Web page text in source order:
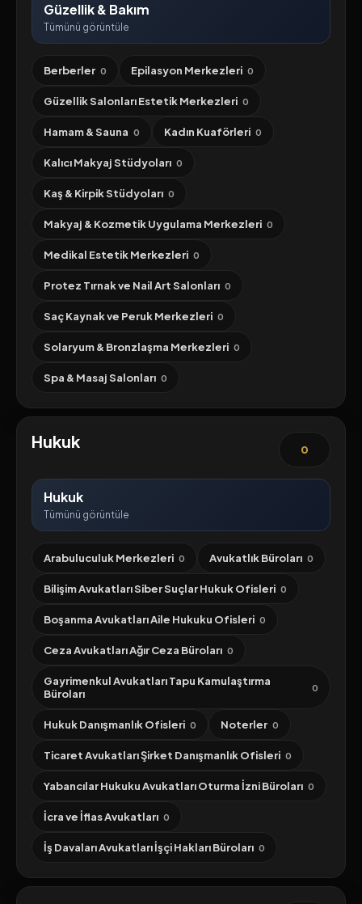
Güzellik & Bakım
Tümünü görüntüle
Berberler 0 Epilasyon Merkezleri 0
Güzellik Salonları Estetik Merkezleri 0
Hamam & Sauna 0 Kadın Kuaförleri 0
Kalıcı Makyaj Stüdyoları 0
Kaş & Kirpik Stüdyoları 0
Makyaj & Kozmetik Uygulama Merkezleri 0
Medikal Estetik Merkezleri 0
Protez Tırnak ve Nail Art Salonları 0
Saç Kaynak ve Peruk Merkezleri 0
Solaryum & Bronzlaşma Merkezleri 0
Spa & Masaj Salonları 0
Hukuk 0
Hukuk
Tümünü görüntüle
Arabuluculuk Merkezleri 0 Avukatlık Büroları 0
Bilişim Avukatları Siber Suçlar Hukuk Ofisleri 0
Boşanma Avukatları Aile Hukuku Ofisleri 0
Ceza Avukatları Ağır Ceza Büroları 0
Gayrimenkul Avukatları Tapu Kamulaştırma
Büroları
0
Hukuk Danışmanlık Ofisleri 0 Noterler 0
Ticaret Avukatları Şirket Danışmanlık Ofisleri 0
Yabancılar Hukuku Avukatları Oturma İzni Büroları 0
İcra ve İflas Avukatları 0
İş Davaları Avukatları İşçi Hakları Büroları 0